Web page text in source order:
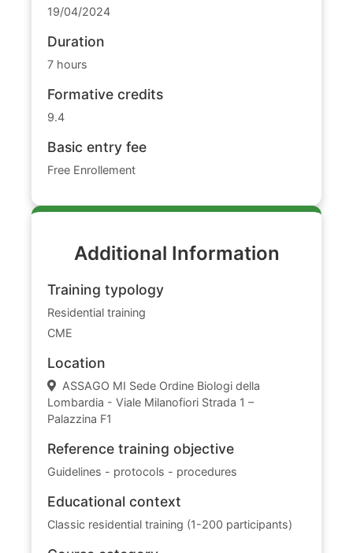
19/04/2024
Duration
7 hours
Formative credits
9.4
Basic entry fee
Free Enrollement
Additional Information
Training typology
Residential training
CME
Location
ASSAGO MI Sede Ordine Biologi della
Lombardia - Viale Milanofiori Strada 1 –
Palazzina F1
Reference training objective
Guidelines - protocols - procedures
Educational context
Classic residential training (1-200 participants)